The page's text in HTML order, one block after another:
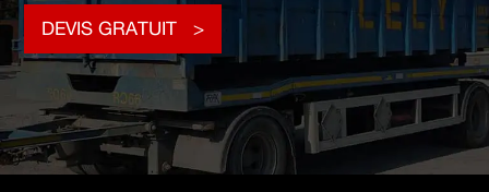
DEVIS GRATUIT